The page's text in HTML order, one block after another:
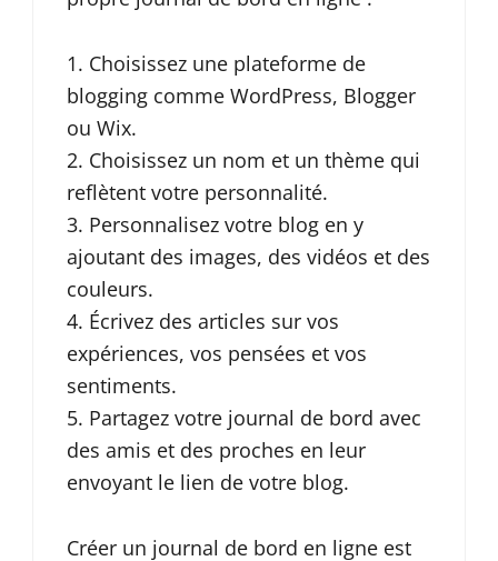
Choisissez une plateforme de
blogging comme WordPress, Blogger
ou Wix.
Choisissez un nom et un thème qui
reflètent votre personnalité.
Personnalisez votre blog en y
ajoutant des images, des vidéos et des
couleurs.
Écrivez des articles sur vos
expériences, vos pensées et vos
sentiments.
Partagez votre journal de bord avec
des amis et des proches en leur
envoyant le lien de votre blog.
Créer un journal de bord en ligne est